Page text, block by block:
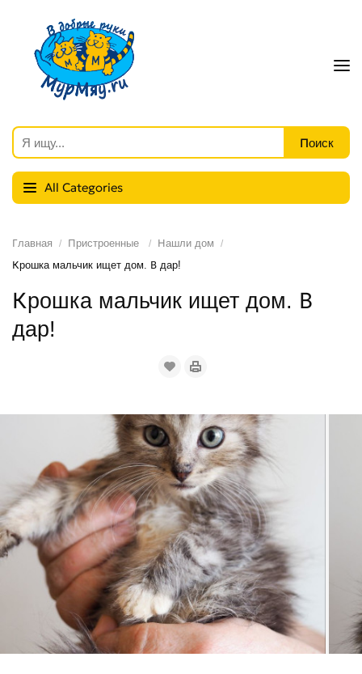
All Categories
Главная Пристроенные
Нашли дом
Крошка мальчик ищет дом. В дар!
Крошка мальчик ищет дом. В
дар!